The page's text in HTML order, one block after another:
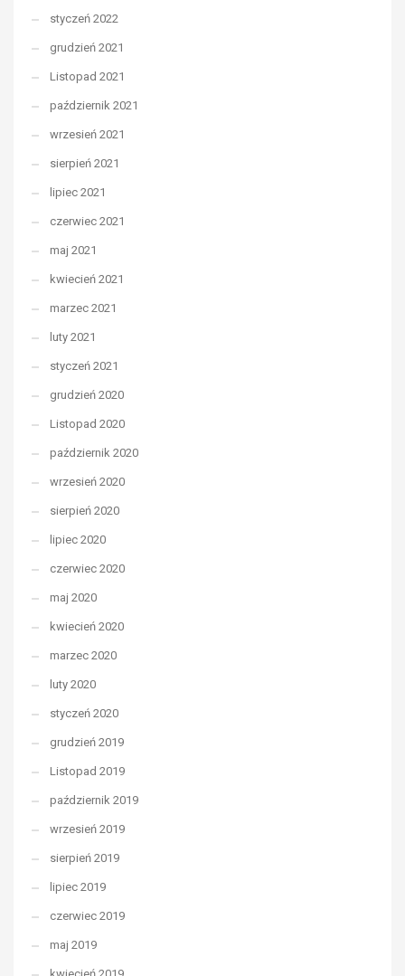
styczeń 2022
grudzień 2021
Listopad 2021
październik 2021
wrzesień 2021
sierpień 2021
lipiec 2021
czerwiec 2021
maj 2021
kwiecień 2021
marzec 2021
luty 2021
styczeń 2021
grudzień 2020
Listopad 2020
październik 2020
wrzesień 2020
sierpień 2020
lipiec 2020
czerwiec 2020
maj 2020
kwiecień 2020
marzec 2020
luty 2020
styczeń 2020
grudzień 2019
Listopad 2019
październik 2019
wrzesień 2019
sierpień 2019
lipiec 2019
czerwiec 2019
maj 2019